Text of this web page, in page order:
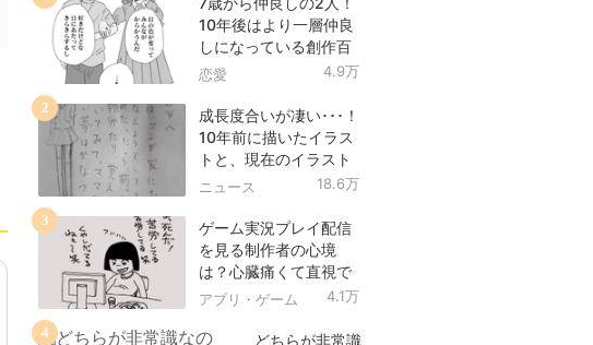
10年後はより一層仲良
しになっている創作百
合！
恋愛 4.9万
成長度合いが凄い･･･！
10年前に描いたイラス
トと、現在のイラスト
を投稿したツイートが
ニュース 18.6万
2
ゲーム実況プレイ配信
を見る制作者の心境
は？心臓痛くて直視で
きなかった！
アプリ・ゲーム 4.1万
3
どちらが非常識
4